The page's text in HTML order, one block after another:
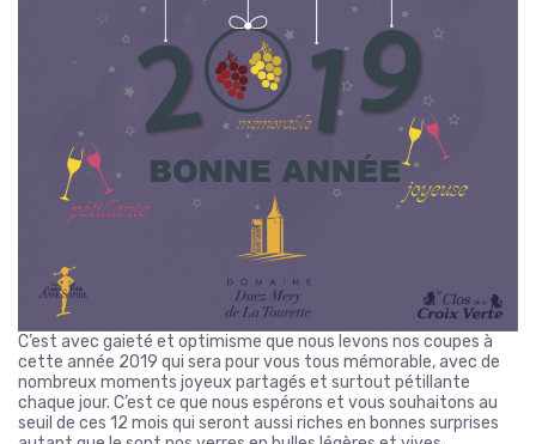
C’est avec gaieté et optimisme que nous levons nos coupes à
cette année 2019 qui sera pour vous tous mémorable, avec de
nombreux moments joyeux partagés et surtout pétillante
chaque jour. C’est ce que nous espérons et vous souhaitons au
seuil de ces 12 mois qui seront aussi riches en bonnes surprises